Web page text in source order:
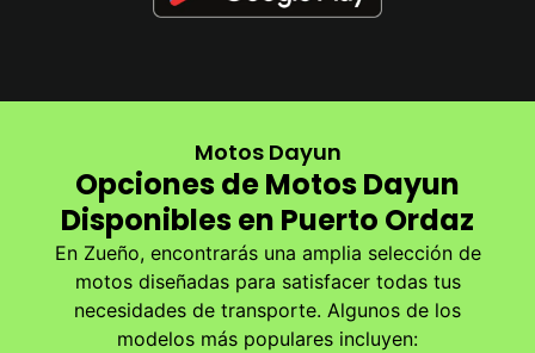
Motos Dayun
Opciones de Motos Dayun
Disponibles en Puerto Ordaz
En Zueño, encontrarás una amplia selección de
motos diseñadas para satisfacer todas tus
necesidades de transporte. Algunos de los
modelos más populares incluyen: